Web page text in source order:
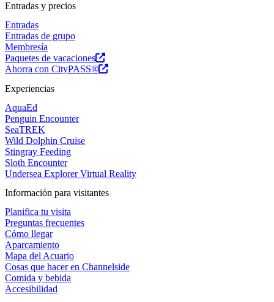
Entradas y precios
Entradas
Entradas de grupo
Membresía
Paquetes de vacaciones
Ahorra con CityPASS®
Experiencias
AquaEd
Penguin Encounter
SeaTREK
Wild Dolphin Cruise
Stingray Feeding
Sloth Encounter
Undersea Explorer Virtual Reality
Información para visitantes
Planifica tu visita
Preguntas frecuentes
Cómo llegar
Aparcamiento
Mapa del Acuario
Cosas que hacer en Channelside
Comida y bebida
Accesibilidad